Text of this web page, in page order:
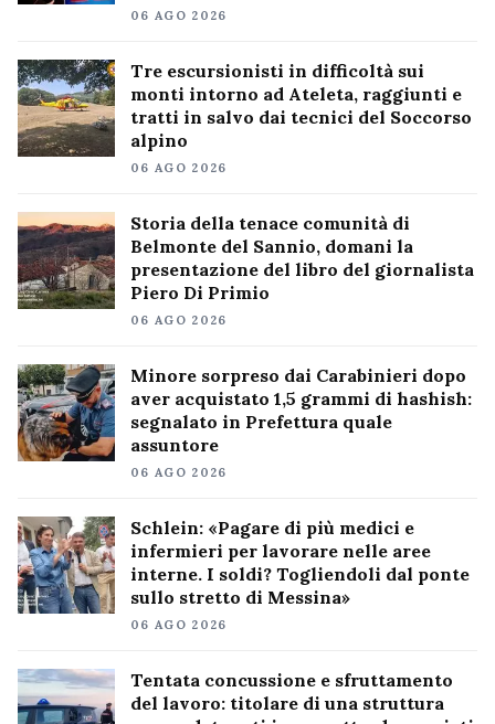
06 AGO 2026
Tre escursionisti in difficoltà sui
monti intorno ad Ateleta, raggiunti e
tratti in salvo dai tecnici del Soccorso
alpino
06 AGO 2026
Storia della tenace comunità di
Belmonte del Sannio, domani la
presentazione del libro del giornalista
Piero Di Primio
06 AGO 2026
Minore sorpreso dai Carabinieri dopo
aver acquistato 1,5 grammi di hashish:
segnalato in Prefettura quale
assuntore
06 AGO 2026
Schlein: «Pagare di più medici e
infermieri per lavorare nelle aree
interne. I soldi? Togliendoli dal ponte
sullo stretto di Messina»
06 AGO 2026
Tentata concussione e sfruttamento
del lavoro: titolare di una struttura